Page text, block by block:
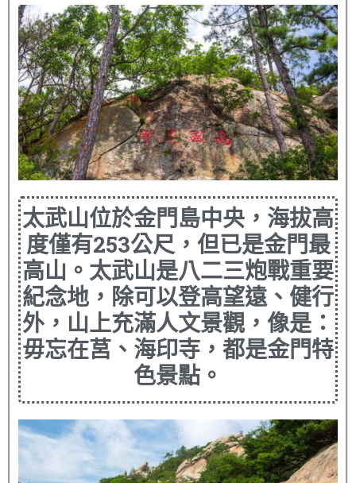
太武山位於金門島中央，海拔高
度僅有253公尺，但已是金門最
高山。太武山是八二三炮戰重要
紀念地，除可以登高望遠、健行
外，山上充滿人文景觀，像是：
毋忘在莒、海印寺，都是金門特
色景點。